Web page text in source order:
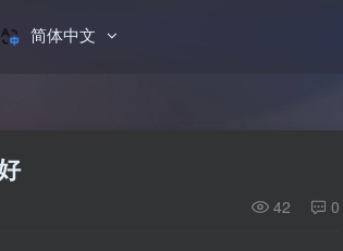
简体中文
42 0